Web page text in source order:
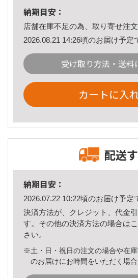
納期目安：
店舗在庫不足の為、取り寄せ注文
2026.08.21 14:26頃のお届け予定
受け取り方法・送料
カートに入
配送
納期目安：
2026.07.22 10:22頃のお届け予定
決済方法が、クレジット、代金
す。その他の決済方法の場合は
さい。
※土・日・祝日の注文の場合や在
のお届けにお時間をいただく場合